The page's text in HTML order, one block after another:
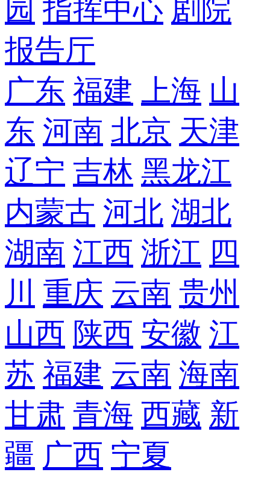
园 指挥中心 剧院
报告厅
广东 福建 上海 山
东 河南 北京 天津
辽宁 吉林 黑龙江
内蒙古 河北 湖北
湖南 江西 浙江 四
川
重庆 云南 贵州
山西 陕西 安徽 江
苏 福建 云南 海南
甘肃 青海 西藏 新
疆 广西 宁夏